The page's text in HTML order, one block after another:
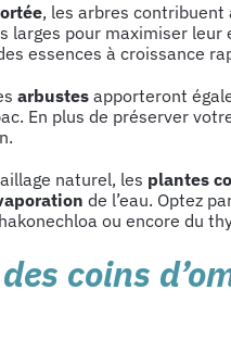
, les arbres contribuent
larges pour maximiser leur
essences à croissance
arbustes apporteront
En plus de préserver
naturel, les plantes
de l’eau. Optez
ou encore du
coins